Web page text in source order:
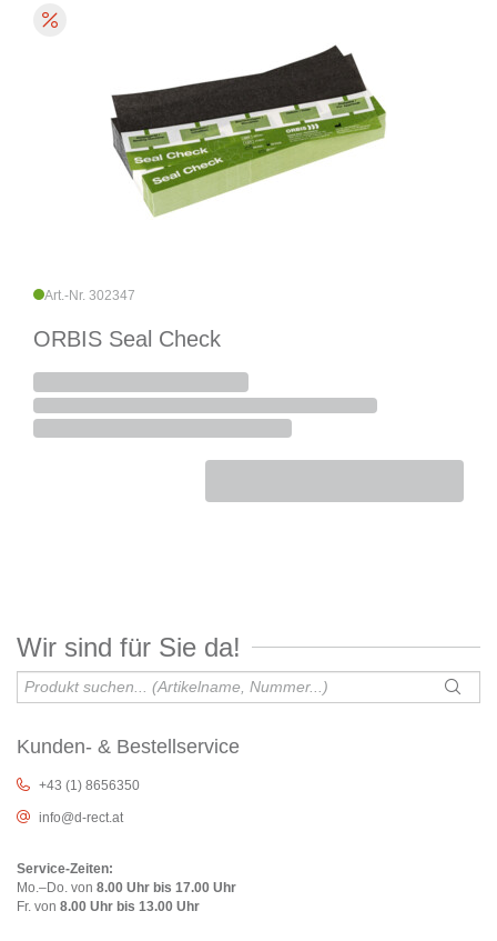
Art.-Nr. 302347
ORBIS Seal Check
Wir sind für Sie da!
Kunden- & Bestellservice
+43 (1) 8656350
info@d-rect.at
Service-Zeiten:
Mo.–Do. von 8.00 Uhr bis 17.00 Uhr
Fr. von 8.00 Uhr bis 13.00 Uhr